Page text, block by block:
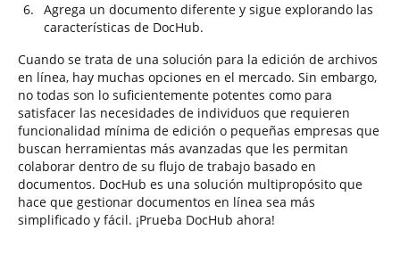
Agrega un documento diferente y sigue explorando las
características de DocHub.
Cuando se trata de una solución para la edición de archivos
en línea, hay muchas opciones en el mercado. Sin embargo,
no todas son lo suficientemente potentes como para
satisfacer las necesidades de individuos que requieren
funcionalidad mínima de edición o pequeñas empresas que
buscan herramientas más avanzadas que les permitan
colaborar dentro de su flujo de trabajo basado en
documentos. DocHub es una solución multipropósito que
hace que gestionar documentos en línea sea más
simplificado y fácil. ¡Prueba DocHub ahora!